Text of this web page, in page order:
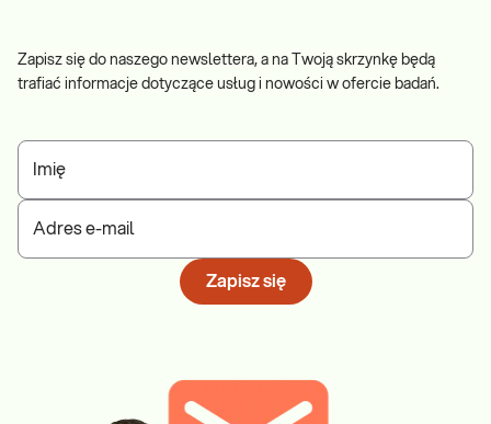
Zapisz się do naszego newslettera, a na Twoją skrzynkę będą
trafiać informacje dotyczące usług i nowości w ofercie badań.
Imię
Adres e-mail
Zapisz się